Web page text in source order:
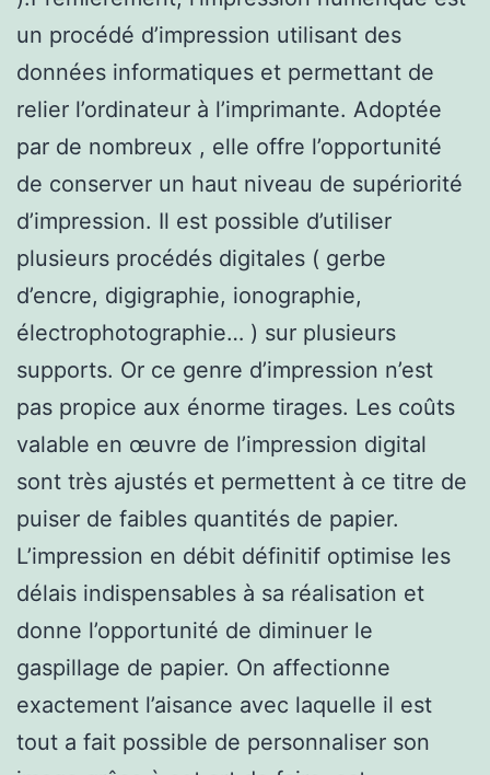
un procédé d’impression utilisant des
données informatiques et permettant de
relier l’ordinateur à l’imprimante. Adoptée
par de nombreux , elle offre l’opportunité
de conserver un haut niveau de supériorité
d’impression. Il est possible d’utiliser
plusieurs procédés digitales ( gerbe
d’encre, digigraphie, ionographie,
électrophotographie… ) sur plusieurs
supports. Or ce genre d’impression n’est
pas propice aux énorme tirages. Les coûts
valable en œuvre de l’impression digital
sont très ajustés et permettent à ce titre de
puiser de faibles quantités de papier.
L’impression en débit définitif optimise les
délais indispensables à sa réalisation et
donne l’opportunité de diminuer le
gaspillage de papier. On affectionne
exactement l’aisance avec laquelle il est
tout a fait possible de personnaliser son